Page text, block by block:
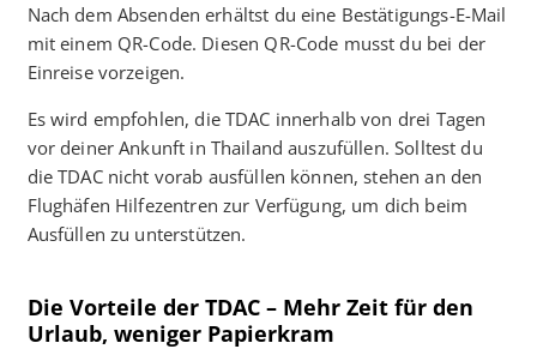
Nach dem Absenden erhältst du eine Bestätigungs-E-Mail
mit einem QR-Code. Diesen QR-Code musst du bei der
Einreise vorzeigen.
Es wird empfohlen, die TDAC innerhalb von drei Tagen
vor deiner Ankunft in Thailand auszufüllen. Solltest du
die TDAC nicht vorab ausfüllen können, stehen an den
Flughäfen Hilfezentren zur Verfügung, um dich beim
Ausfüllen zu unterstützen.
Die Vorteile der TDAC – Mehr Zeit für den
Urlaub, weniger Papierkram